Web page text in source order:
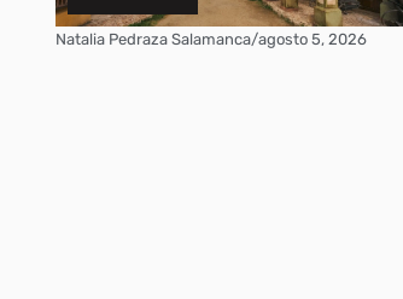
Natalia Pedraza Salamanca/agosto 5, 2026